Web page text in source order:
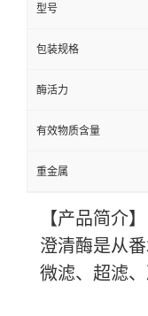
型号
包装规格
酶活力
有效物质含量
重金属
【产品简介】
澄清酶是从
微滤、超滤